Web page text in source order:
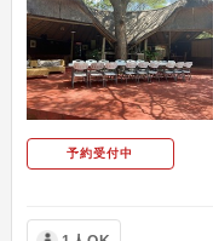
予約受付中